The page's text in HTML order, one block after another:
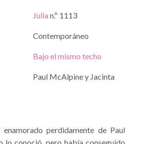
Julia n.º 1113
Contemporáneo
Bajo el mismo techo
Paul McAlpine y Jacinta
enamorado perdidamente de Paul